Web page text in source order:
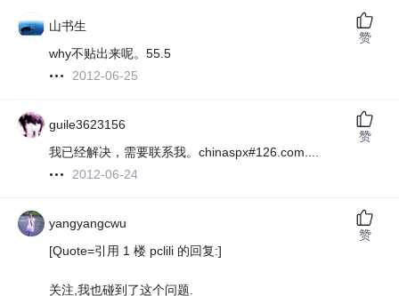
山书生
why不贴出来呢。55.5
2012-06-25
赞
guile3623156
我已经解决，需要联系我。chinaspx#126.com....
2012-06-24
赞
yangyangcwu
[Quote=引用 1 楼 pclili 的回复:]
关注,我也碰到了这个问题.
赞